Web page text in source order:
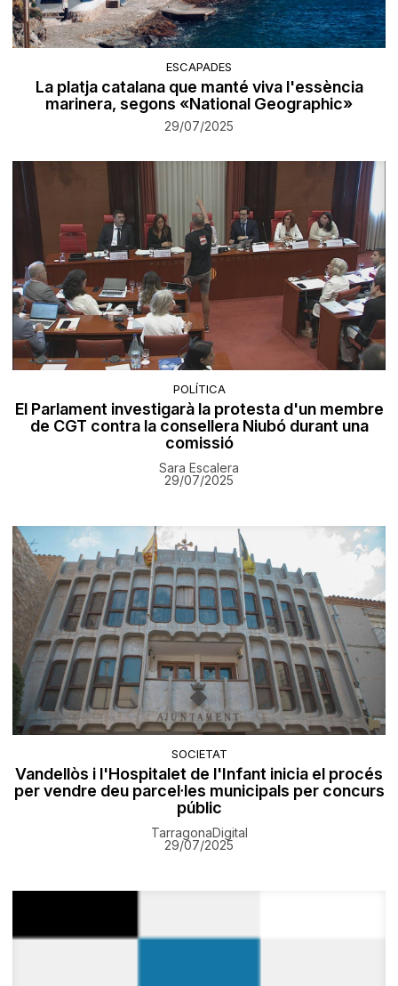
ESCAPADES
La platja catalana que manté viva l'essència
marinera, segons «National Geographic»
29/07/2025
POLÍTICA
El Parlament investigarà la protesta d'un membre
de CGT contra la consellera Niubó durant una
comissió
Sara Escalera
29/07/2025
SOCIETAT
Vandellòs i l'Hospitalet de l'Infant inicia el procés
per vendre deu parcel·les municipals per concurs
públic
TarragonaDigital
29/07/2025